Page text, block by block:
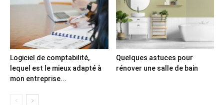
Logiciel de comptabilité,
lequel est le mieux adapté à
mon entreprise...
Quelques astuces pour
rénover une salle de bain